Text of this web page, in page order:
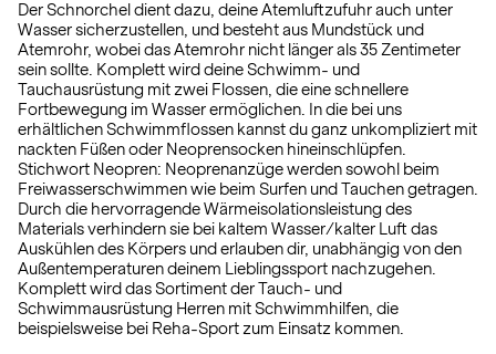
Der Schnorchel dient dazu, deine Atemluftzufuhr auch unter
Wasser sicherzustellen, und besteht aus Mundstück und
Atemrohr, wobei das Atemrohr nicht länger als 35 Zentimeter
sein sollte. Komplett wird deine Schwimm- und
Tauchausrüstung mit zwei Flossen, die eine schnellere
Fortbewegung im Wasser ermöglichen. In die bei uns
erhältlichen Schwimmflossen kannst du ganz unkompliziert mit
nackten Füßen oder Neoprensocken hineinschlüpfen.
Stichwort Neopren: Neoprenanzüge werden sowohl beim
Freiwasserschwimmen wie beim Surfen und Tauchen getragen.
Durch die hervorragende Wärmeisolationsleistung des
Materials verhindern sie bei kaltem Wasser/kalter Luft das
Auskühlen des Körpers und erlauben dir, unabhängig von den
Außentemperaturen deinem Lieblingssport nachzugehen.
Komplett wird das Sortiment der Tauch- und
Schwimmausrüstung Herren mit Schwimmhilfen, die
beispielsweise bei Reha-Sport zum Einsatz kommen.